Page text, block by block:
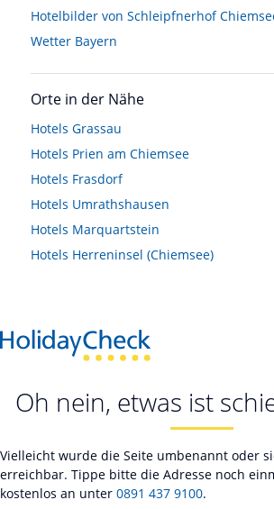
Hotelbilder von Schleipfnerhof
Wetter Bayern
Orte in der Nähe
Hotels Grassau
Hotels Prien am Chiemsee
Hotels Frasdorf
Hotels Umrathshausen
Hotels Marquartstein
Hotels Herreninsel (Chiemsee)
Oh nein, etwas ist
Vielleicht wurde die Seite umbenannt oder
erreichbar. Tippe bitte die Adresse noch
kostenlos an unter 0891 437 9100.